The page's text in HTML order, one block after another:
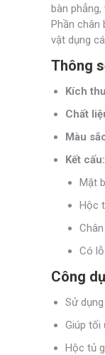
bàn
Phần chân
vật dụng
Thông
Kích
Chất
Màu
Kết cấu:
Mặt
Hộc
Có
Công
Sử
Giúp tối
Hộc tủ